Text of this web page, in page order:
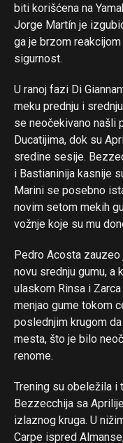
biti korišćena na
Jorge Martín je
ga je brzom
sigurnost.
U ranoj fazi Di
meku prednju i
se neočekivano našli
Ducatijima, dok su
sredine sesije.
i Bastianinija kasnije
Marini se posebno
novim setom mekih
vožnje koje su mu
Pedro Acosta
novu srednju gumu, a
ulaskom Rinsa i
menjao gume tokom
poslednjim krugom
mesta, što je bilo
renome.
Trening su obeležila i
Bezzecchija sa
izlaznog kruga. U
Carpe ispred